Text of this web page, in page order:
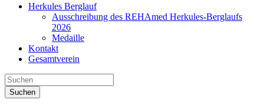
Herkules Berglauf
Ausschreibung des REHAmed Herkules-Berglaufs
2026
Medaille
Kontakt
Gesamtverein
Suchen